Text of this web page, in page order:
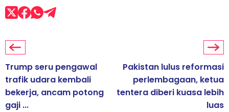
Trump seru pengawal
trafik udara kembali
bekerja, ancam potong
gaji ...
Pakistan lulus reformasi
perlembagaan, ketua
tentera diberi kuasa lebih
luas